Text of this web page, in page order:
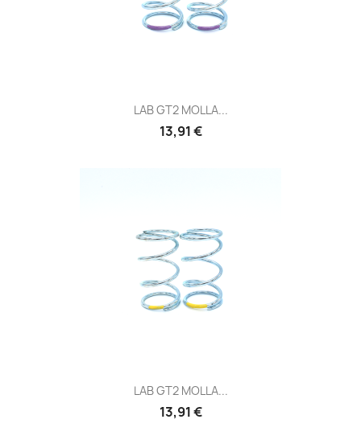
LAB GT2 MOLLA...
Prezzo
13,91 €
LAB GT2 MOLLA...
Prezzo
13,91 €